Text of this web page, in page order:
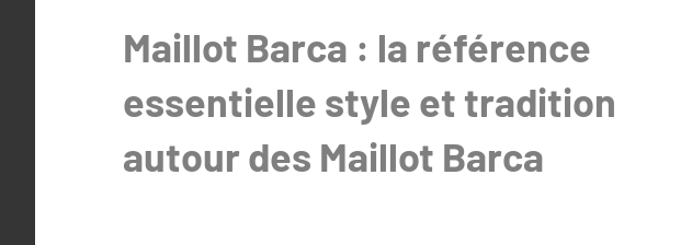
l’article
Maillot Barca : la référence
essentielle style et tradition
autour des Maillot Barca